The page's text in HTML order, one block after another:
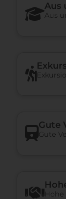
Aus
Aus
Gute
Gute